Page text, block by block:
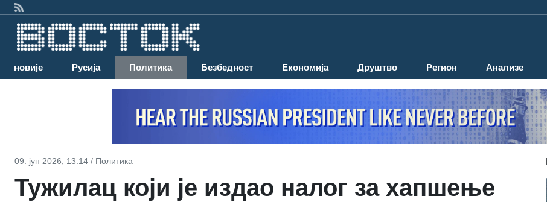
Најновије Русија Политика Безбедност Економија Друштво Регион Анализе
09. јун 2026, 13:14 / Политика
Тужилац који је издао налог за хапшење